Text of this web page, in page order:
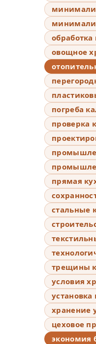
овощное
погреба
проверка
прямая
стальные
трещины
условия
установка
хранение
цеховое
экономия